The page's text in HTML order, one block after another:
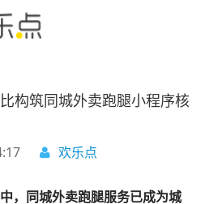
构筑同城外卖跑腿小程序核
欢乐点
，同城外卖跑腿服务已成为城